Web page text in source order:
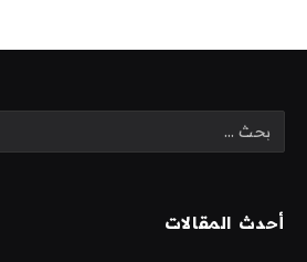
أحدث المقالات